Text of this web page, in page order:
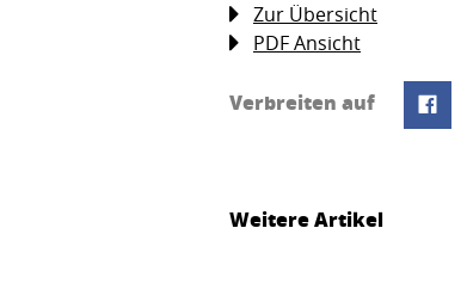
Zur Übersicht
PDF Ansicht
Verbreiten auf
Weitere Artikel